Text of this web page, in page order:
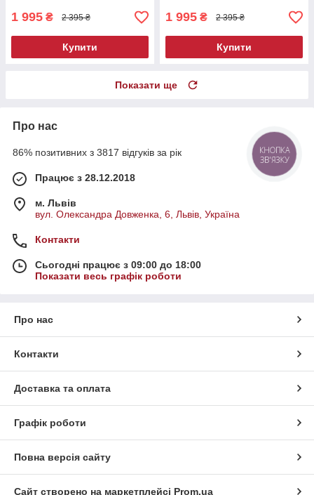
1 995 ₴ 2 395 ₴
Купити
1 995 ₴ 2 395 ₴
Купити
Показати ще
Про нас
86% позитивних з 3817 відгуків за рік
Працює з 28.12.2018
м. Львів
вул. Олександра Довженка, 6, Львів, Україна
Контакти
Сьогодні працює з 09:00 до 18:00
Показати весь графік роботи
Про нас
Контакти
Доставка та оплата
Графік роботи
Повна версія сайту
Сайт створено на маркетплейсі Prom.ua
КНОПКА
ЗВ'ЯЗКУ